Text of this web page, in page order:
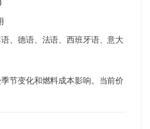
、德语、法语、西班牙语、意大
节变化和燃料成本影响。当前价